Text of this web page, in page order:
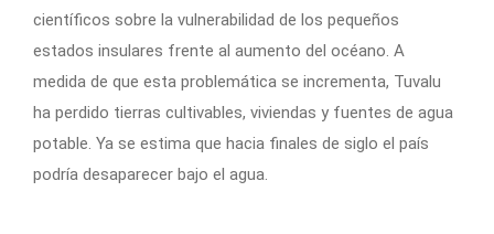
científicos sobre la vulnerabilidad de los pequeños
estados insulares frente al aumento del océano. A
medida de que esta problemática se incrementa, Tuvalu
ha perdido tierras cultivables, viviendas y fuentes de agua
potable. Ya se estima que hacia finales de siglo el país
podría desaparecer bajo el agua.